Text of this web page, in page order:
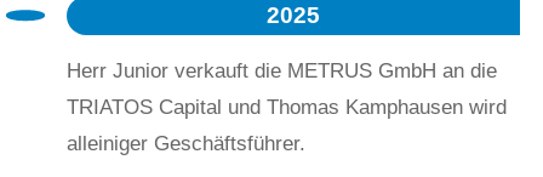
seine Expertise und sein Engagement für die
Zukunft des Unternehmens.
2025
Herr Junior verkauft die METRUS GmbH an die
TRIATOS Capital und Thomas Kamphausen wird
alleiniger Geschäftsführer.